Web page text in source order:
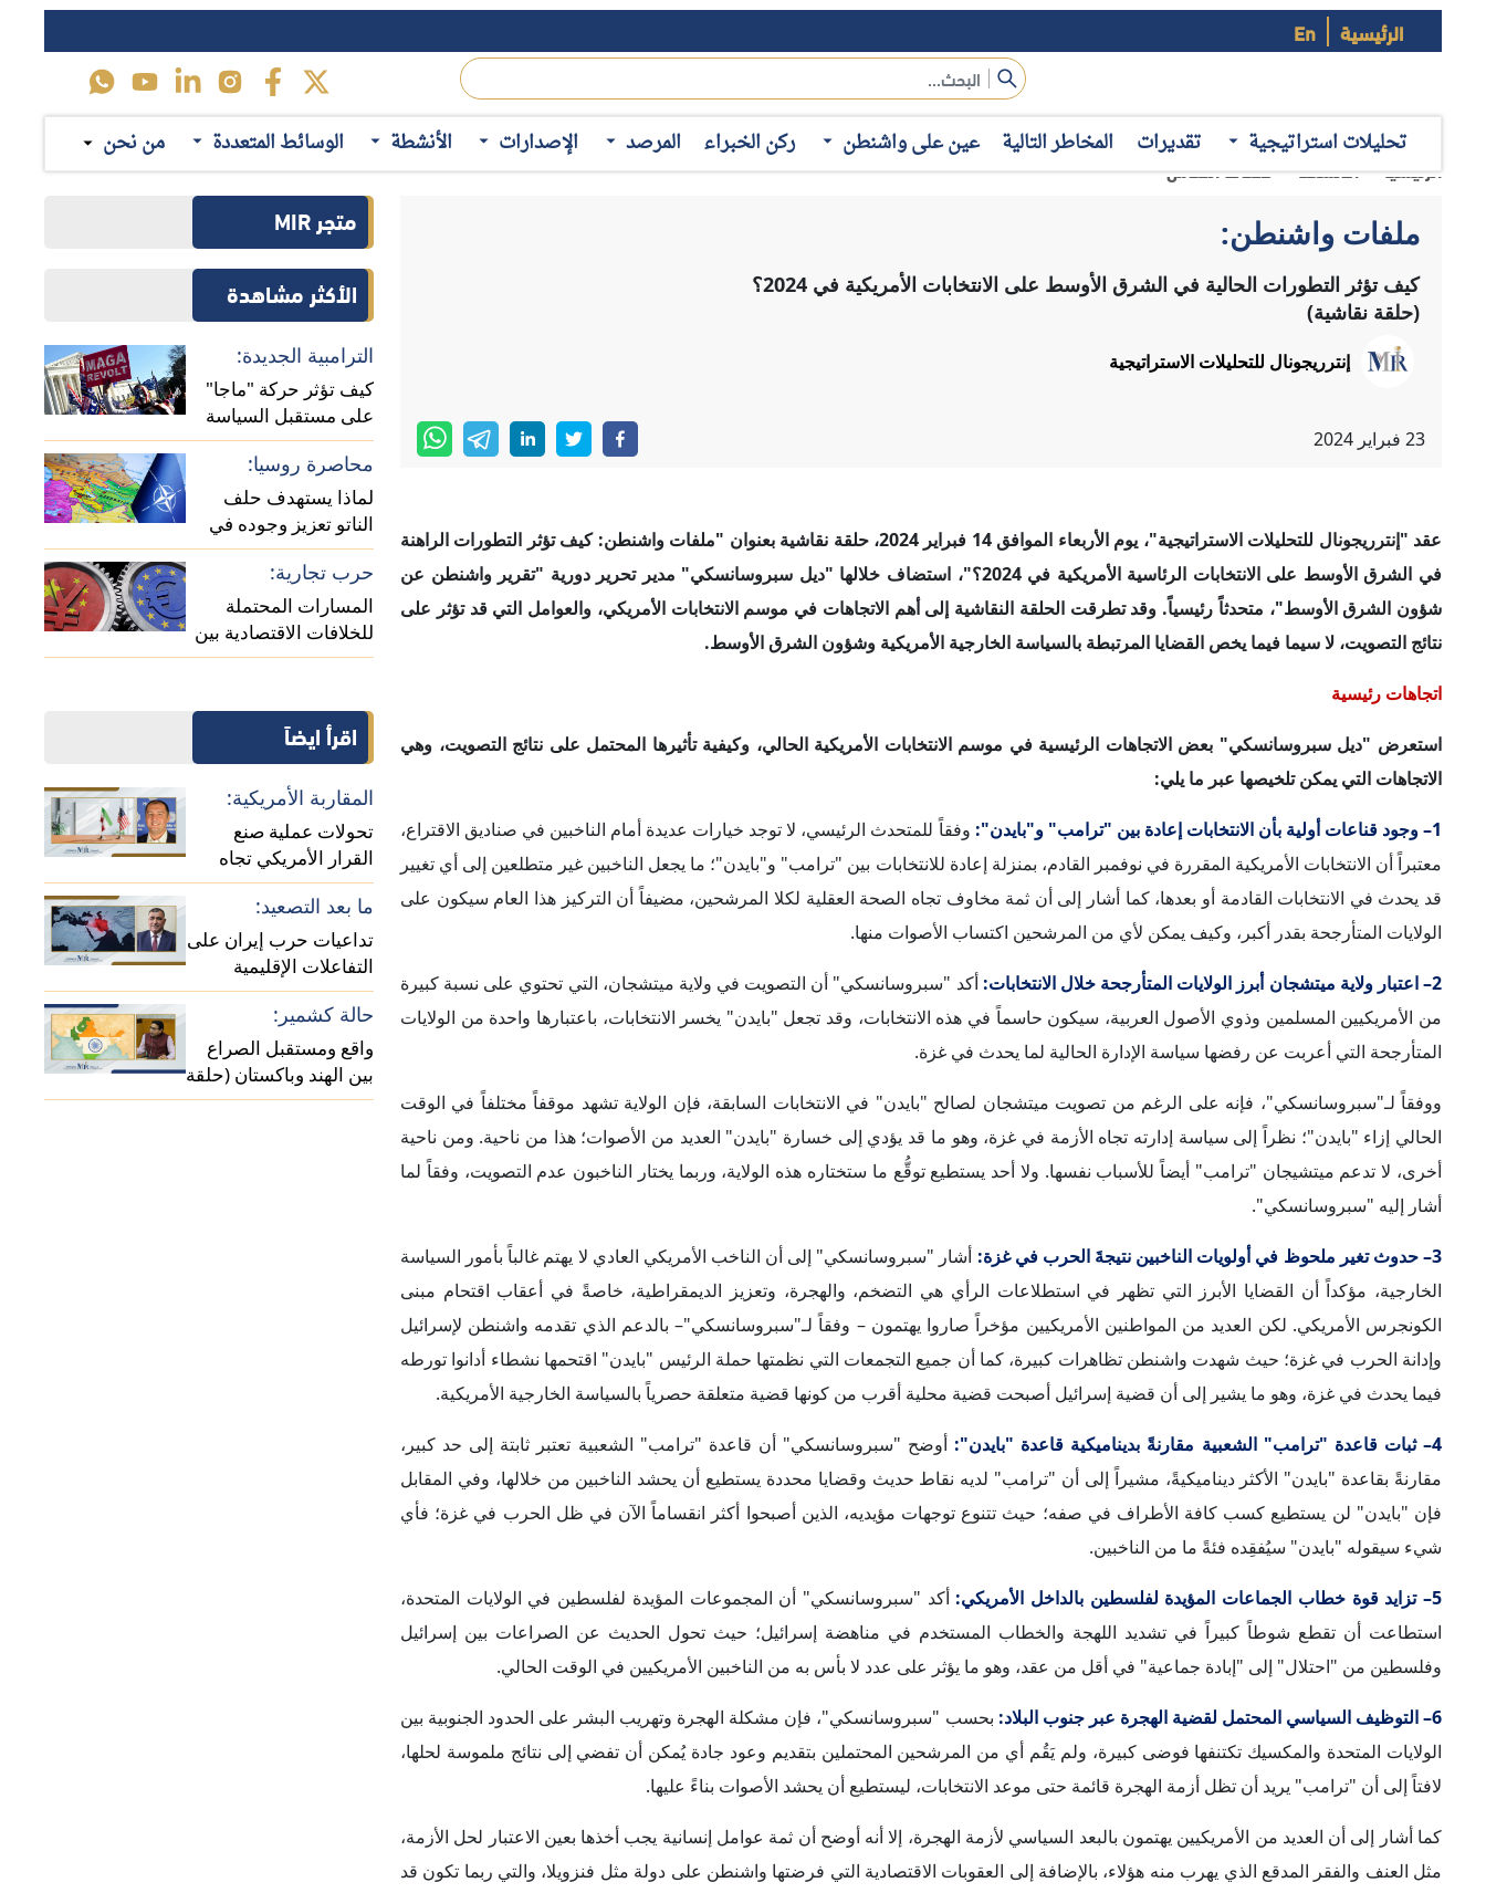
الرئيسية En
تحليلات استراتيجية تقديرات المخاطر التالية عين على واشنطن ركن الخبراء المرصد الإصدارات الأنشطة الوسائط المتعددة من نحن
عقد "إنترريجونال للتحليلات الاستراتيجية"، يوم الأربعاء الموافق 14 فبراير 2024، حلقة نقاشية بعنوان "ملفات واشنطن: كيف تؤثر التطورات الراهنة
في الشرق الأوسط على الانتخابات الرئاسية الأمريكية في 2024؟"، استضاف خلالها "ديل سبروسانسكي" مدير تحرير دورية "تقرير واشنطن عن
شؤون الشرق الأوسط"، متحدثاً رئيسياً. وقد تطرقت الحلقة النقاشية إلى أهم الاتجاهات في موسم الانتخابات الأمريكي، والعوامل التي قد تؤثر على
نتائج التصويت، لا سيما فيما يخص القضايا المرتبطة بالسياسة الخارجية الأمريكية وشؤون الشرق الأوسط.
اتجاهات رئيسية
استعرض "ديل سبروسانسكي" بعض الاتجاهات الرئيسية في موسم الانتخابات الأمريكية الحالي، وكيفية تأثيرها المحتمل على نتائج التصويت، وهي
الاتجاهات التي يمكن تلخيصها عبر ما يلي:
قد يحدث في الانتخابات القادمة أو بعدها، كما أشار إلى أن ثمة مخاوف تجاه الصحة العقلية لكلا المرشحين، مضيفاً أن التركيز هذا العام سيكون على
من الأمريكيين المسلمين وذوي الأصول العربية، سيكون حاسماً في هذه الانتخابات، وقد تجعل "بايدن" يخسر الانتخابات، باعتبارها واحدة من الولايات
المتأرجحة التي أعربت عن رفضها سياسة الإدارة الحالية لما يحدث في غزة.
ووفقاً لـ"سبروسانسكي"، فإنه على الرغم من تصويت ميتشجان لصالح "بايدن" في الانتخابات السابقة، فإن الولاية تشهد موقفاً مختلفاً في الوقت
أخرى، لا تدعم ميتشيجان "ترامب" أيضاً للأسباب نفسها. ولا أحد يستطيع توقُّع ما ستختاره هذه الولاية، وربما يختار الناخبون عدم التصويت، وفقاً لما
أشار إليه "سبروسانسكي".
الخارجية، مؤكداً أن القضايا الأبرز التي تظهر في استطلاعات الرأي هي التضخم، والهجرة، وتعزيز الديمقراطية، خاصةً في أعقاب اقتحام مبنى
الكونجرس الأمريكي. لكن العديد من المواطنين الأمريكيين مؤخراً صاروا يهتمون – وفقاً لـ"سبروسانسكي"– بالدعم الذي تقدمه واشنطن لإسرائيل
وإدانة الحرب في غزة؛ حيث شهدت واشنطن تظاهرات كبيرة، كما أن جميع التجمعات التي نظمتها حملة الرئيس "بايدن" اقتحمها نشطاء أدانوا تورطه
فيما يحدث في غزة، وهو ما يشير إلى أن قضية إسرائيل أصبحت قضية محلية أقرب من كونها قضية متعلقة حصرياً بالسياسة الخارجية الأمريكية.
4– ثبات قاعدة "ترامب" الشعبية مقارنةً بديناميكية قاعدة "بايدن":
أوضح "سبروسانسكي" أن قاعدة "ترامب" الشعبية تعتبر ثابتة إلى حد كبير،
مقارنةً بقاعدة "بايدن" الأكثر ديناميكيةً، مشيراً إلى أن "ترامب" لديه نقاط حديث وقضايا محددة يستطيع أن يحشد الناخبين من خلالها، وفي المقابل
فإن "بايدن" لن يستطيع كسب كافة الأطراف في صفه؛ حيث تتنوع توجهات مؤيديه، الذين أصبحوا أكثر انقساماً الآن في ظل الحرب في غزة؛ فأي
شيء سيقوله "بايدن" سيُفقِده فئةً ما من الناخبين.
5– تزايد قوة خطاب الجماعات المؤيدة لفلسطين بالداخل الأمريكي:
أكد "سبروسانسكي" أن المجموعات المؤيدة لفلسطين في الولايات المتحدة،
استطاعت أن تقطع شوطاً كبيراً في تشديد اللهجة والخطاب المستخدم في مناهضة إسرائيل؛ حيث تحول الحديث عن الصراعات بين إسرائيل
وفلسطين من "احتلال" إلى "إبادة جماعية" في أقل من عقد، وهو ما يؤثر على عدد لا بأس به من الناخبين الأمريكيين في الوقت الحالي.
6– التوظيف السياسي المحتمل لقضية الهجرة عبر جنوب البلاد:
بحسب "سبروسانسكي"، فإن مشكلة الهجرة وتهريب البشر على الحدود الجنوبية بين
الولايات المتحدة والمكسيك تكتنفها فوضى كبيرة، ولم يَقُم أي من المرشحين المحتملين بتقديم وعود جادة يُمكن أن تفضي إلى نتائج ملموسة لحلها،
لافتاً إلى أن "ترامب" يريد أن تظل أزمة الهجرة قائمة حتى موعد الانتخابات، ليستطيع أن يحشد الأصوات بناءً عليها.
كما أشار إلى أن العديد من الأمريكيين يهتمون بالبعد السياسي لأزمة الهجرة، إلا أنه أوضح أن ثمة عوامل إنسانية يجب أخذها بعين الاعتبار لحل الأزمة،
مثل العنف والفقر المدقع الذي يهرب منه هؤلاء، بالإضافة إلى العقوبات الاقتصادية التي فرضتها واشنطن على دولة مثل فنزويلا، والتي ربما تكون قد
ساهمت في تفاقم سوء المعيشة هناك واضطرار مواطنيها للهروب إلى الولايات المتحدة.
مجموعات مؤثرة
شدد "ديل سبروسانسكي" على أن العامل الحاسم في الانتخابات الأمريكية هو الدور الذي تلعبه مجموعات الضغط المختلفة في الولايات المتحدة،
1– لعب مجموعات المصالح الخاصة دوراً مؤثراً عبر تمويلها للحملات:
أشار "سبروسانسكي" إلى أنه على عكس ما هو متداول، تلعب مجموعات
المصالح الخاصة دوراً بارزاً ومؤثراً لا يقل أهميةً عن الدور الذي تلعبه جماعات المصالح الحزبية العامة، مضيفاً أن هناك جماعات تدعم الحزب
أبرز جماعات الضغط المدافعة عن المصالح الإسرائيلية.
ولفت "سبروسانسكي" إلى أن المجموعة تنوي تقديم نحو 100 مليون دولار للحملات الأولية لهزيمة 7 أعضاء فقط في الكونجرس يُعرَفون باسم
"الفرقة"، وهم تقدُّميون ومعروفون بدعمهم القوي لفلسطين، ومنهم "إلهان عمر"، و"رشيدة طالب"، و"ألكسندرا أوكاسيو كورتيز".
2– تقديم الشركات الخاصة الأموال والتبرعات للحملات الانتخابية:
لفت "سبروسانسكي" إلى أن الشركات الخاصة تلعب دوراً مهماً، من خلال تقديم
الناتو تعزيز وجوده في
منطقة القوقاز؟
حرب تجارية:
المسارات المحتملة
للخلافات الاقتصادية بين
الصين وأوروبا
اقرأ ايضاً
تحولات عملية صنع
القرار الأمريكي تجاه
إيران بعد الحرب (حلقة
نقاشية)
ما بعد التصعيد:
تداعيات حرب إيران على
التفاعلات الإقليمية
(حلقة نقاشية)
حالة كشمير:
واقع ومستقبل الصراع
بين الهند وباكستان (حلقة
نقاشية)